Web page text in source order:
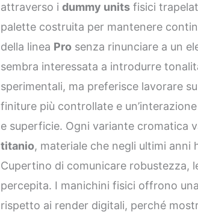
attraverso idummy units fisici
palette costruita per mantenere
della linea Pro senza rinunciare a un
sembra interessata a introdurre
sperimentali, ma preferisce lavorare
finiture più controllate e
e superficie. Ogni variante cromatica
titanio, materiale che negli ultimi anni
Cupertino di comunicare robustezza,
percepita. I manichini fisici offrono
rispetto ai render digitali, perché